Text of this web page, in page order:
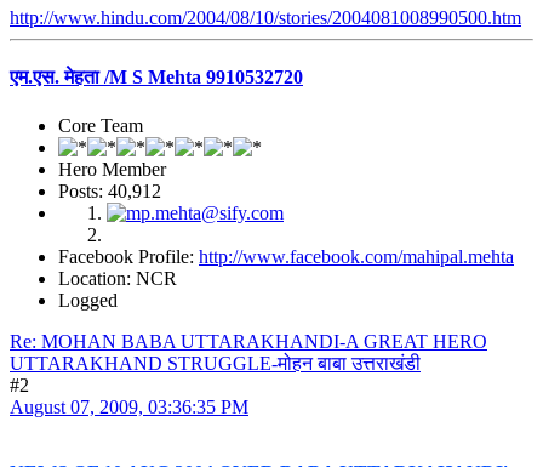
http://www.hindu.com/2004/08/10/stories/2004081008990500.htm
एम.एस. मेहता /M S Mehta 9910532720
Core Team
Hero Member
Posts: 40,912
Facebook Profile: http://www.facebook.com/mahipal.mehta
Location: NCR
Logged
Re: MOHAN BABA UTTARAKHANDI-A GREAT HERO
UTTARAKHAND STRUGGLE-मोहन बाबा उत्तराखंडी
#2
August 07, 2009, 03:36:35 PM